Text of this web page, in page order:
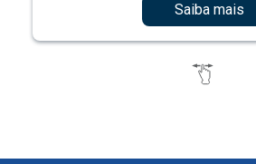
Saiba mais